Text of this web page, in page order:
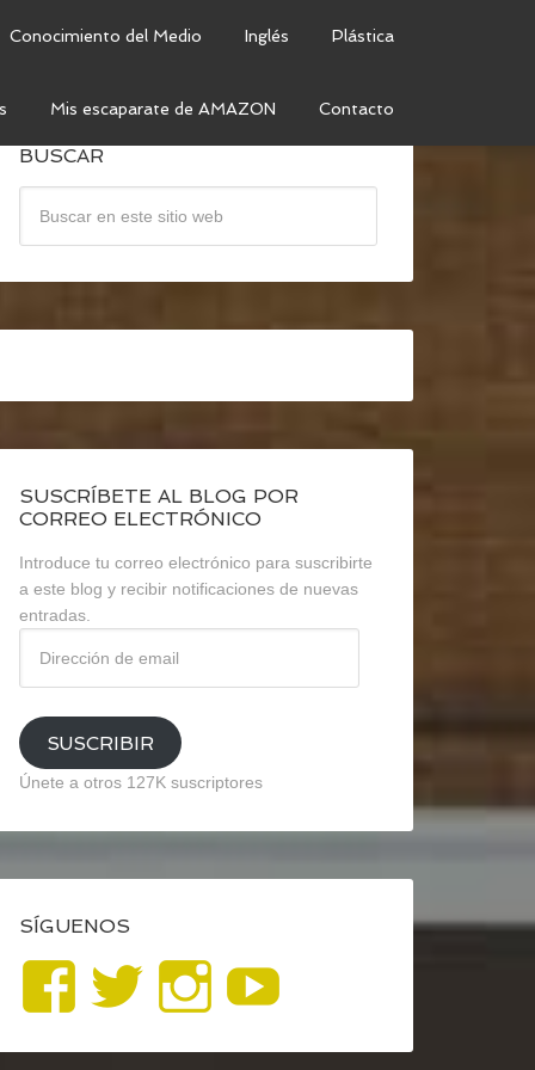
Conocimiento del Medio Inglés Plástica
Mis escaparate de AMAZON Contacto
BUSCAR
SUSCRÍBETE AL BLOG POR
CORREO ELECTRÓNICO
Introduce tu correo electrónico para suscribirte
a este blog y recibir notificaciones de nuevas
entradas.
email
SUSCRIBIR
Únete a otros 127K suscriptores
SÍGUENOS
Ver
perfil
Ver
perfil
Ver
perfil